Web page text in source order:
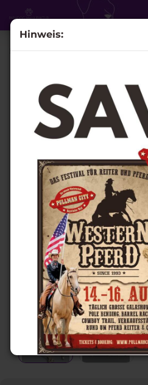
Hinweis:
Knotenhalfter DELUXE -